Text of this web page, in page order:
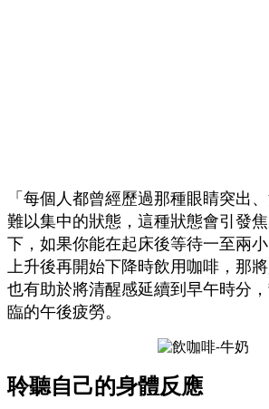
「每個人都曾經歷過那種眼睛突出
難以集中的狀態，這種狀態會引發
下，如果你能在起床後等待一至兩
上升後再開始下降時飲用咖啡，那
也有助於將清醒感延續到早午時分
臨的午後疲勞。
聆聽自己的身體反應